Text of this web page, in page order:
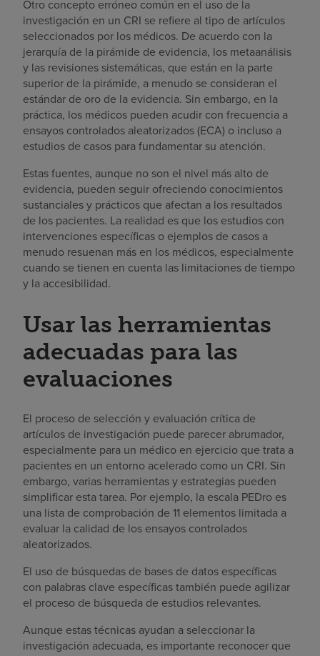
Otro concepto erróneo común en el uso de la
investigación en un CRI se refiere al tipo de artículos
seleccionados por los médicos. De acuerdo con la
jerarquía de la pirámide de evidencia, los metaanálisis
y las revisiones sistemáticas, que están en la parte
superior de la pirámide, a menudo se consideran el
estándar de oro de la evidencia. Sin embargo, en la
práctica, los médicos pueden acudir con frecuencia a
ensayos controlados aleatorizados (ECA) o incluso a
estudios de casos para fundamentar su atención.
Estas fuentes, aunque no son el nivel más alto de
evidencia, pueden seguir ofreciendo conocimientos
sustanciales y prácticos que afectan a los resultados
de los pacientes. La realidad es que los estudios con
intervenciones específicas o ejemplos de casos a
menudo resuenan más en los médicos, especialmente
cuando se tienen en cuenta las limitaciones de tiempo
y la accesibilidad.
Usar las herramientas
adecuadas para las
evaluaciones
El proceso de selección y evaluación crítica de
artículos de investigación puede parecer abrumador,
especialmente para un médico en ejercicio que trata a
pacientes en un entorno acelerado como un CRI. Sin
embargo, varias herramientas y estrategias pueden
simplificar esta tarea. Por ejemplo, la escala PEDro es
una lista de comprobación de 11 elementos limitada a
evaluar la calidad de los ensayos controlados
aleatorizados.
El uso de búsquedas de bases de datos específicas
con palabras clave específicas también puede agilizar
el proceso de búsqueda de estudios relevantes.
Aunque estas técnicas ayudan a seleccionar la
investigación adecuada, es importante reconocer que